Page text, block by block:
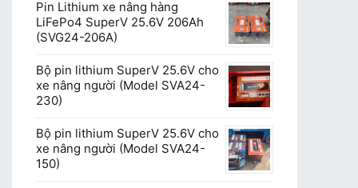
Pin Lithium xe nâng hàng
LiFePo4 SuperV 25.6V 206Ah
(SVG24-206A)
Bộ pin lithium SuperV 25.6V cho
xe nâng người (Model SVA24-
230)
Bộ pin lithium SuperV 25.6V cho
xe nâng người (Model SVA24-
150)